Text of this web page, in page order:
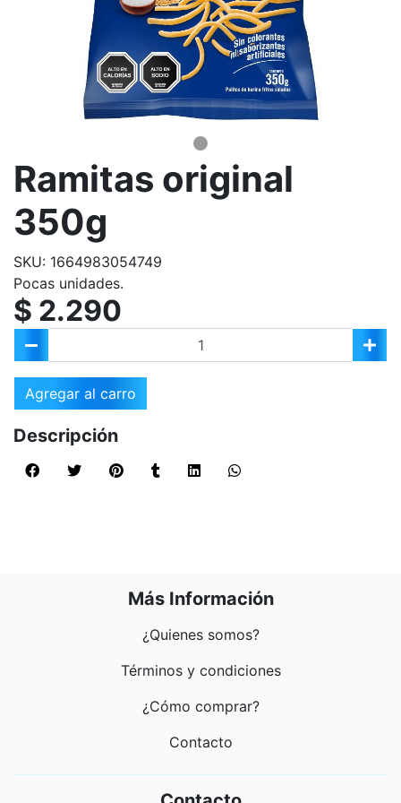
Ramitas original
350g
SKU: 1664983054749
Pocas unidades.
$ 2.290
Agregar al carro
Descripción
Más Información
¿Quienes somos?
Términos y condiciones
¿Cómo comprar?
Contacto